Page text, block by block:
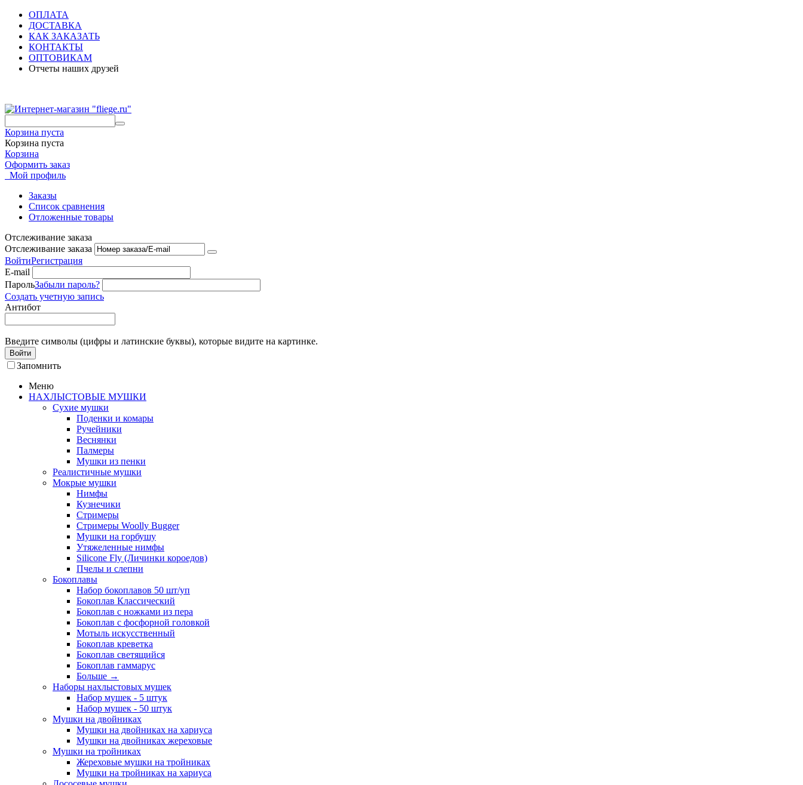
ОПЛАТА
ДОСТАВКА
КАК ЗАКАЗАТЬ
КОНТАКТЫ
ОПТОВИКАМ
Отчеты наших друзей
Корзина пуста
Корзина пуста
Корзина
Оформить заказ
Мой профиль
Заказы
Список сравнения
Отложенные товары
Отслеживание заказа
Отслеживание заказа
ВойтиРегистрация
E-mail
ПарольЗабыли пароль?
Создать учетную запись
Антибот
Введите символы (цифры и латинские буквы), которые видите на картинке.
Войти
Запомнить
Меню
НАХЛЫСТОВЫЕ МУШКИ
Сухие мушки
Поденки и комары
Ручейники
Веснянки
Палмеры
Мушки из пенки
Реалистичные мушки
Мокрые мушки
Нимфы
Кузнечики
Стримеры
Стримеры Woolly Bugger
Мушки на горбушу
Утяжеленные нимфы
Silicone Fly (Личинки короедов)
Пчелы и слепни
Бокоплавы
Набор бокоплавов 50 шт/уп
Бокоплав Классический
Бокоплав с ножками из пера
Бокоплав с фосфорной головкой
Мотыль искусственный
Бокоплав креветка
Бокоплав светящийся
Бокоплав гаммарус
Больше →
Наборы нахлыстовых мушек
Набор мушек - 5 штук
Набор мушек - 50 штук
Мушки на двойниках
Мушки на двойниках на хариуса
Мушки на двойниках жереховые
Мушки на тройниках
Жереховые мушки на тройниках
Мушки на тройниках на хариуса